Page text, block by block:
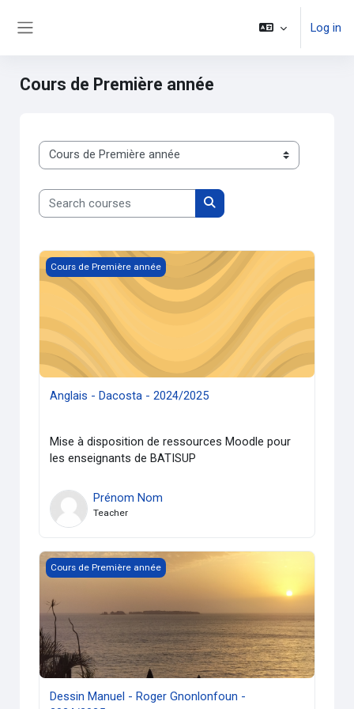
Log in
Cours de Première année
Course categories
Search courses
Search courses
Anglais - Dacosta - 2024/2025
Cours de Première année
Anglais - Dacosta - 2024/2025
Mise à disposition de ressources Moodle pour
les enseignants de BATISUP
Prénom Nom
Teacher
Dessin Manuel - Roger Gnonlonfoun - 2024/2025
Cours de Première année
Dessin Manuel - Roger Gnonlonfoun -